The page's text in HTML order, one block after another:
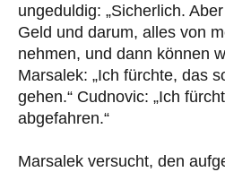
ungeduldig: „Sicherlich.
Geld und darum, alles von
nehmen, und dann können
Marsalek: „Ich fürchte, das
gehen.“ Cudnovic: „Ich
abgefahren.“
Marsalek versucht, den